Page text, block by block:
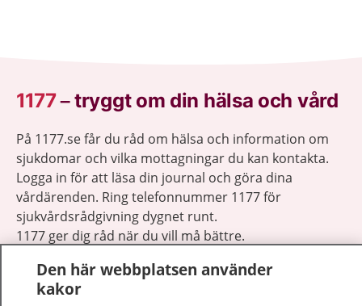
1177–tryggt om din hälsa och vård
På 1177.se får du råd om hälsa och information om
sjukdomar och vilka mottagningar du kan kontakta.
Logga in för att läsa din journal och göra dina
vårdärenden. Ring telefonnummer 1177 för
sjukvårdsrådgivning dygnet runt.
1177 ger dig råd när du vill må bättre.
Den här webbplatsen använder
kakor